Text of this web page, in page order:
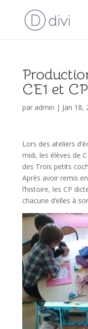
CE1 et CP
par admin | Jan 18,
Lors des ateliers
midi, les élèves de
des Trois petits
Après avoir remis
l’histoire, les CP
chacune d’elles à